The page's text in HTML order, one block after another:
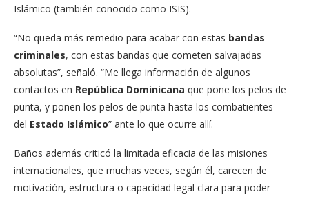
Islámico (también conocido como ISIS).
“No queda más remedio para acabar con estas bandas
criminales, con estas bandas que cometen salvajadas
absolutas”, señaló. “Me llega información de algunos
contactos en República Dominicana que pone los pelos de
punta, y ponen los pelos de punta hasta los combatientes
del Estado Islámico” ante lo que ocurre allí.
Baños además criticó la limitada eficacia de las misiones
internacionales, que muchas veces, según él, carecen de
motivación, estructura o capacidad legal clara para poder